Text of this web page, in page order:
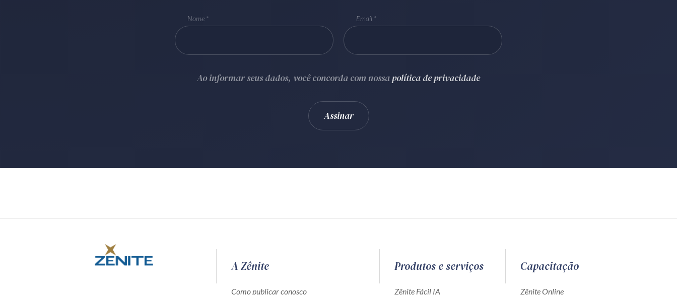
Nome Email
Ao informar seus dados, você concorda com nossapolítica de privacidade
A Zênite
Como publicar conosco
Produtos e serviços
Zênite Fácil IA
Capacitação
Zênite Online